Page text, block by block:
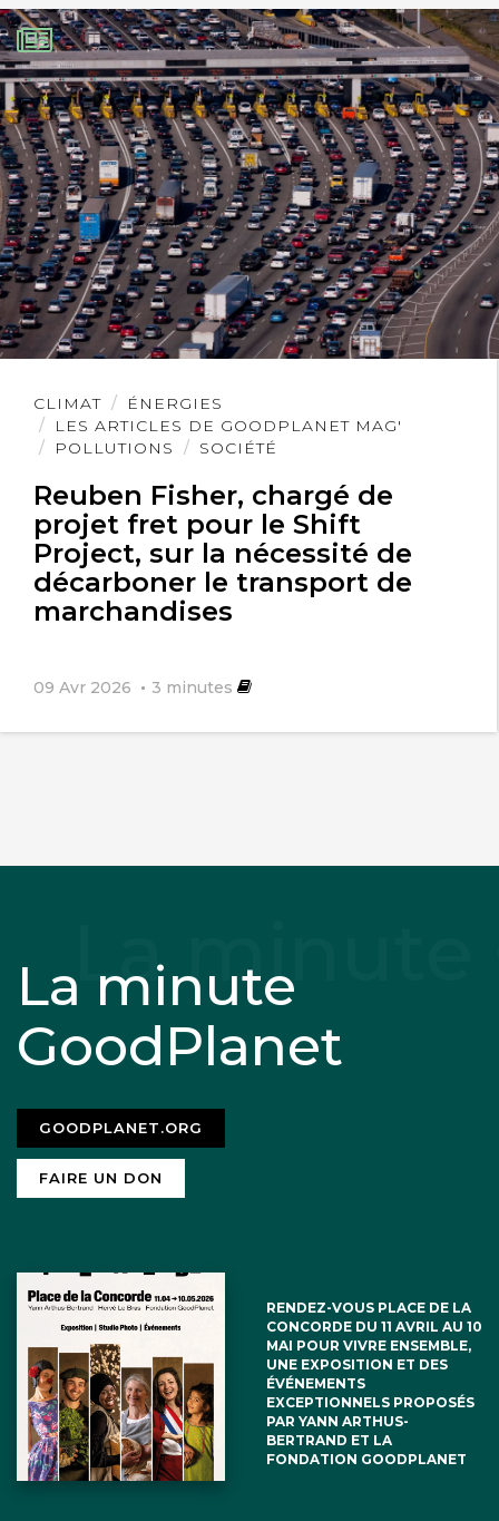
CLIMAT
ÉNERGIES
LES ARTICLES DE GOODPLANET MAG'
POLLUTIONS
SOCIÉTÉ
Reuben Fisher, chargé de
projet fret pour le Shift
Project, sur la nécessité de
décarboner le transport de
marchandises
09 Avr 2026 3 minutes
Lire
l'article
La minute
GoodPlanet
GOODPLANET.ORG
FAIRE UN DON
RENDEZ-VOUS PLACE DE LA
CONCORDE DU 11 AVRIL AU 10
MAI POUR VIVRE ENSEMBLE,
UNE EXPOSITION ET DES
ÉVÉNEMENTS
EXCEPTIONNELS PROPOSÉS
PAR YANN ARTHUS-
BERTRAND ET LA
FONDATION GOODPLANET